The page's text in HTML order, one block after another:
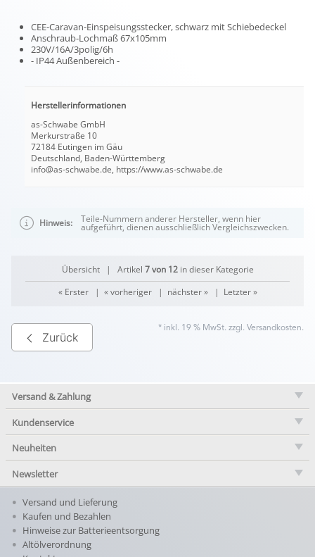
CEE-Caravan-Einspeisungsstecker, schwarz mit Schiebedeckel
Anschraub-Lochmaß 67x105mm
230V/16A/3polig/6h
- IP44 Außenbereich -
Herstellerinformationen
as-Schwabe GmbH
Merkurstraße 10
72184 Eutingen im Gäu
Deutschland, Baden-Württemberg
info@as-schwabe.de, https://www.as-schwabe.de
Hinweis: Teile-Nummern anderer Hersteller, wenn hier
aufgeführt, dienen ausschließlich Vergleichszwecken.
Übersicht| Artikel 7 von 12in dieser Kategorie
« Erster| « vorheriger| nächster »| Letzter »
Zurück
* inkl. 19 % MwSt. zzgl. Versandkosten.
Versand & Zahlung
Kundenservice
Neuheiten
Newsletter
Versand und Lieferung
Kaufen und Bezahlen
Hinweise zur Batterieentsorgung
Altölverordnung